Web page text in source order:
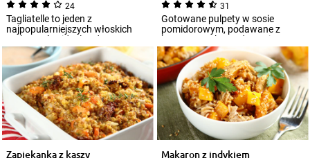
24
Tagliatelle to jeden z
najpopularniejszych włoskich
makaronów, idealny do
serwowania z gęstymi so...
31
Gotowane pulpety w sosie
pomidorowym, podawane z
kaszą pęczak, to zdrowe i
smaczne danie, które w...
Zapiekanka z kaszy Makaron z indykiem